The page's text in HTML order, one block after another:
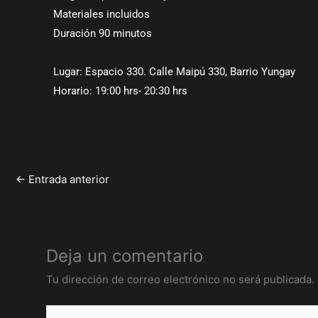
Materiales incluidos
Duración 90 minutos
Lugar: Espacio 330. Calle Maipú 330, Barrio Yungay
Horario: 19:00 hrs- 20:30 hrs
← Entrada anterior
Deja un comentario
Tu dirección de correo electrónico no será publicada.